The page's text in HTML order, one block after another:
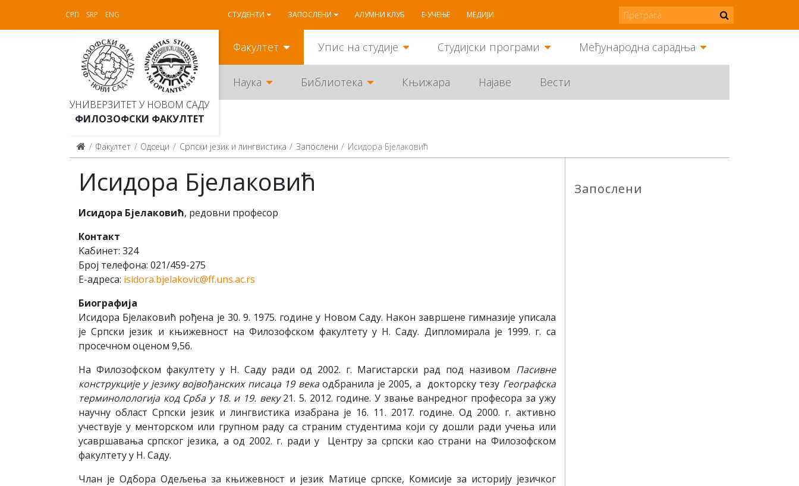
СРП SRP ENG СТУДЕНТИ ЗАПОСЛЕНИ АЛУМНИ КЛУБ Е-УЧЕЊЕ МЕДИЈИ
УНИВЕРЗИТЕТ У НОВОМ САДУ
ФИЛОЗОФСКИ ФАКУЛТЕТ
Факултет Упис на студије Студијски програми Међународна сарадња
Наука Библиотека Књижара Најаве Вести
Факултет Одсеци Српски језик и лингвистика Запослени Исидора Бјелаковић
Запослени
Исидора Бјелаковић
Исидора Бјелаковић, редовни професор
Контакт
Kабинет: 324
Број телефона: 021/459-275
Е-адреса: isidora.bjelakovic@ff.uns.ac.rs
Биографија
Исидора Бјелаковић рођена је 30. 9. 1975. године у Новом Саду. Након завршене гимназије уписала
је Српски језик и књижевност на Филозофском факултету у Н. Саду. Дипломирала је 1999. г. са
просечном оценом 9,56.
На Филозофском факултету у Н. Саду ради од 2002. г. Магистарски рад под називом Пасивне
конструкције у језику војвођанских писаца 19 векаодбранила је 2005, а докторску тезу Географска
терминолологија код Срба у 18. и 19. веку21. 5. 2012. године. У звање ванредног професора за ужу
научну област Српски језик и лингвистика изабрана је 16. 11. 2017. године. Од 2000. г. активно
учествује у менторском или групном раду са страним студентима који су дошли ради учења или
усавршавања српског језика, а од 2002. г. ради у Центру за српски као страни на Филозофском
факултету у Н. Саду.
Члан је Одбора Одељења за књижевност и језик Матице српске, Комисије за историју језичког